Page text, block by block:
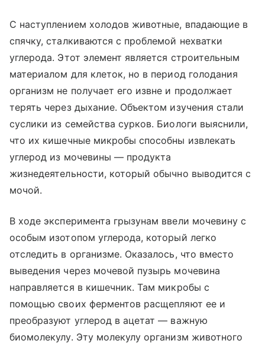
С наступлением холодов животные, впадающие в
спячку, сталкиваются с проблемой нехватки
углерода. Этот элемент является строительным
материалом для клеток, но в период голодания
организм не получает его извне и продолжает
терять через дыхание. Объектом изучения стали
суслики из семейства сурков. Биологи выяснили,
что их кишечные микробы способны извлекать
углерод из мочевины — продукта
жизнедеятельности, который обычно выводится с
мочой.
В ходе эксперимента грызунам ввели мочевину с
особым изотопом углерода, который легко
отследить в организме. Оказалось, что вместо
выведения через мочевой пузырь мочевина
направляется в кишечник. Там микробы с
помощью своих ферментов расщепляют ее и
преобразуют углерод в ацетат — важную
биомолекулу. Эту молекулу организм животного